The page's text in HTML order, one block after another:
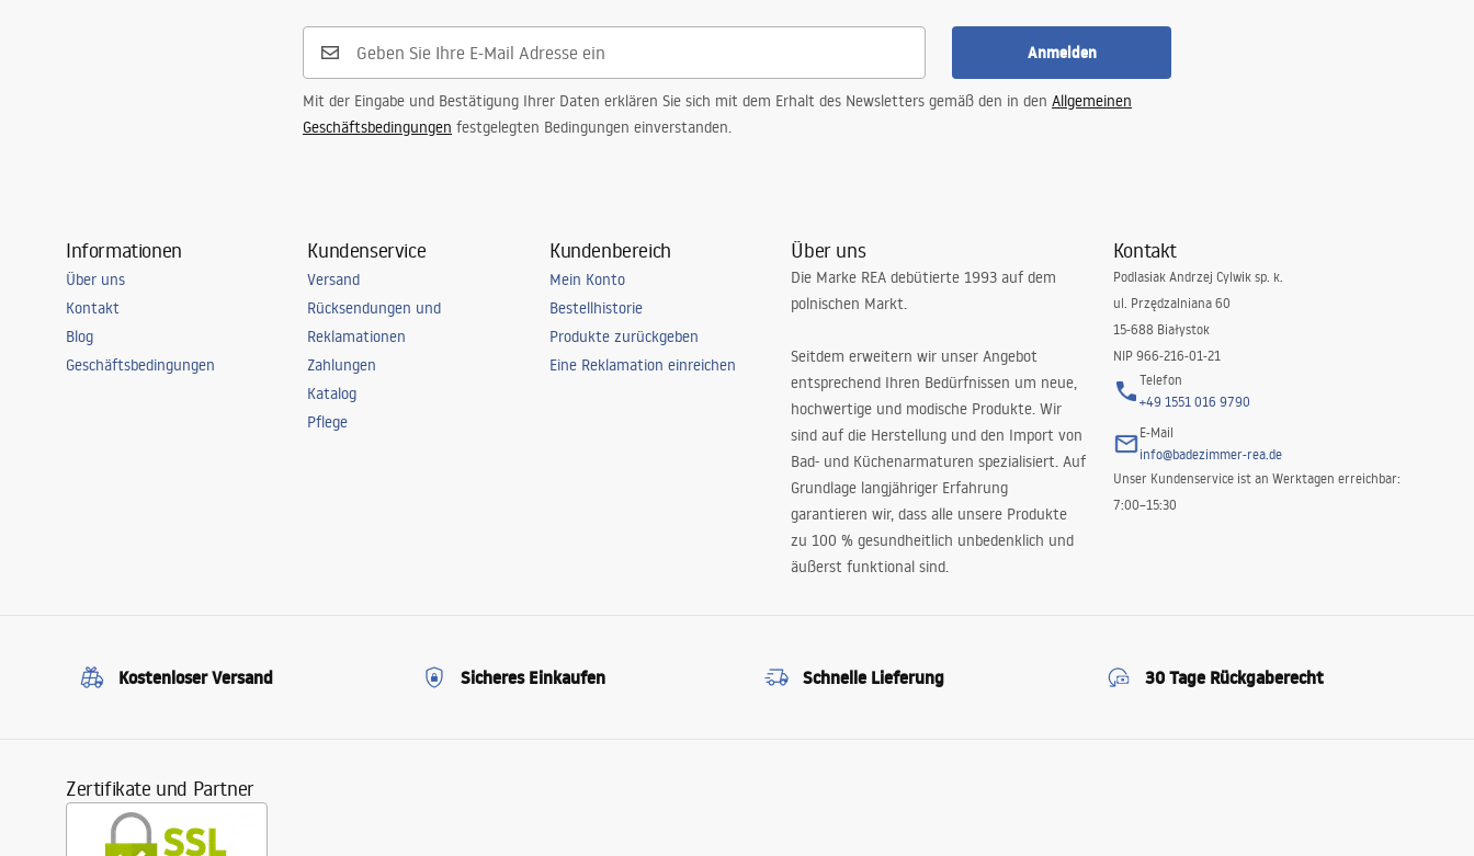
5 jahre Anmelden
Mit der Eingabe und Bestätigung Ihrer Daten erklären Sie sich mit dem Erhalt des Newsletters gemäß den in den Allgemeinen
Geschäftsbedingungen festgelegten Bedingungen einverstanden.
Informationen
Über uns
Kontakt
Blog
Geschäftsbedingungen
Kundenservice
Versand
Rücksendungen und
Reklamationen
Zahlungen
Katalog
Pflege
Kundenbereich
Mein Konto
Bestellhistorie
Produkte zurückgeben
Eine Reklamation einreichen
Über uns
Die Marke REA debütierte 1993 auf dem
polnischen Markt.
Seitdem erweitern wir unser Angebot
entsprechend Ihren Bedürfnissen um neue,
hochwertige und modische Produkte. Wir
sind auf die Herstellung und den Import von
Bad- und Küchenarmaturen spezialisiert. Auf
Grundlage langjähriger Erfahrung
garantieren wir, dass alle unsere Produkte
zu 100 % gesundheitlich unbedenklich und
äußerst funktional sind.
Kontakt
Podlasiak Andrzej Cylwik sp. k.
ul. Przędzalniana 60
15-688 Białystok
NIP 966-216-01-21
Telefon
+49 1551 016 9790
E-Mail
info@badezimmer-rea.de
Unser Kundenservice ist an Werktagen erreichbar:
7:00–15:30
Kostenloser Versand Sicheres Einkaufen Schnelle Lieferung 30 Tage Rückgaberecht
Zertifikate und Partner